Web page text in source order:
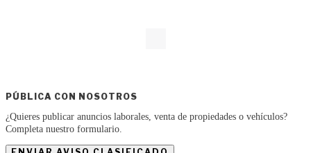
PÚBLICA CON NOSOTROS
¿Quieres publicar anuncios laborales, venta de propiedades o vehículos?
Completa nuestro formulario.